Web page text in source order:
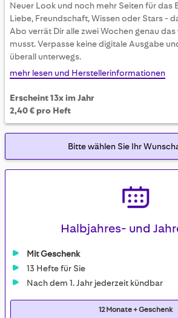
to
the
beginning
of
the
images
Neuer Look und noch mehr Seiten für das
Liebe, Freundschaft, Wissen oder Stars -
Abo verrät Dir alle zwei Wochen genau das
musst. Verpasse keine digitale Ausgabe
überall unterwegs.
mehr lesen und Herstellerinformationen
Erscheint 13x im Jahr
2,40 € pro Heft
Halbjahres- und
Mit Geschenk
13 Hefte für Sie
Nach dem 1. Jahr jederzeit kündbar
12 Monate + Geschenk